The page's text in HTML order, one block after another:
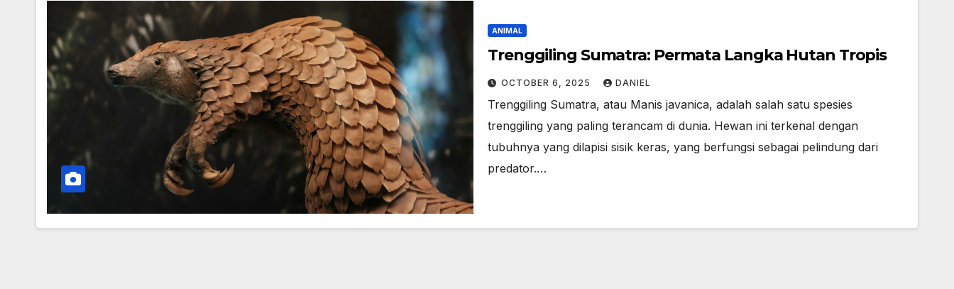
ANIMAL
Trenggiling Sumatra: Permata Langka Hutan Tropis
OCTOBER 6, 2025 DANIEL
Trenggiling Sumatra, atau Manis javanica, adalah salah satu spesies
trenggiling yang paling terancam di dunia. Hewan ini terkenal dengan
tubuhnya yang dilapisi sisik keras, yang berfungsi sebagai pelindung dari
predator.…